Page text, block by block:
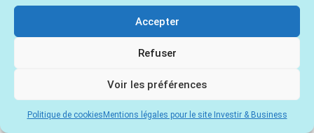
Accepter
Refuser
Voir les préférences
Politique de cookies Mentions légales pour le site Investir & Business